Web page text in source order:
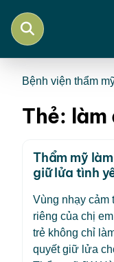
Bệnh viện thẩm
Thẻ: làm
Thẩm mỹ
giữ lửa tình
Vùng nhạy cảm
riêng của chị
trẻ không chỉ
quyết giữ lửa